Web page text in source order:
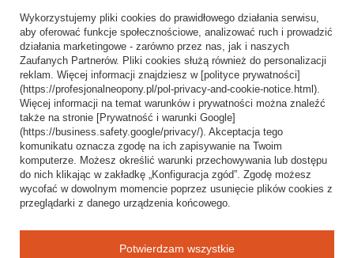
Wysyłka
Sposoby płatności i prowizje
Regulamin
Polityka prywatności
Odstąpienie od umowy
Popularne kategorie
Opony bezdętkowe
Opony dętkowe
Wykorzystujemy pliki cookies do prawidłowego działania serwisu,
aby oferować funkcje społecznościowe, analizować ruch i prowadzić
działania marketingowe - zarówno przez nas, jak i naszych
Zaufanych Partnerów. Pliki cookies służą również do personalizacji
reklam. Więcej informacji znajdziesz w [polityce prywatności]
(https://profesjonalneopony.pl/pol-privacy-and-cookie-notice.html).
Więcej informacji na temat warunków i prywatności można znaleźć
także na stronie [Prywatność i warunki Google]
(https://business.safety.google/privacy/). Akceptacja tego
komunikatu oznacza zgodę na ich zapisywanie na Twoim
komputerze. Możesz określić warunki przechowywania lub dostępu
do nich klikając w zakładkę „Konfiguracja zgód”. Zgodę możesz
wycofać w dowolnym momencie poprzez usunięcie plików cookies z
przeglądarki z danego urządzenia końcowego.
Potwierdzam wszystkie